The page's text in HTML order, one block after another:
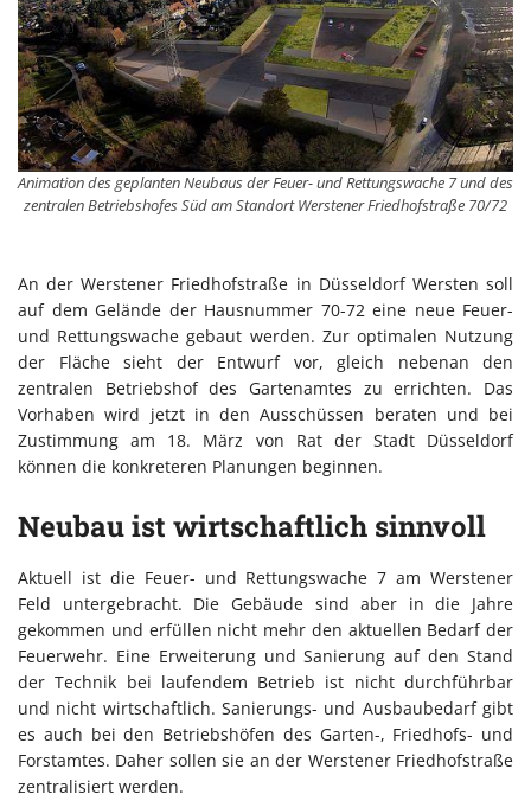
Animation des geplanten Neubaus der Feuer- und Rettungswache 7 und des
zentralen Betriebshofes Süd am Standort Werstener Friedhofstraße 70/72
An der Werstener Friedhofstraße in Düsseldorf Wersten soll
auf dem Gelände der Hausnummer 70-72 eine neue Feuer-
und Rettungswache gebaut werden. Zur optimalen Nutzung
der Fläche sieht der Entwurf vor, gleich nebenan den
zentralen Betriebshof des Gartenamtes zu errichten. Das
Vorhaben wird jetzt in den Ausschüssen beraten und bei
Zustimmung am 18. März von Rat der Stadt Düsseldorf
können die konkreteren Planungen beginnen.
Neubau ist wirtschaftlich sinnvoll
Aktuell ist die Feuer- und Rettungswache 7 am Werstener
Feld untergebracht. Die Gebäude sind aber in die Jahre
gekommen und erfüllen nicht mehr den aktuellen Bedarf der
Feuerwehr. Eine Erweiterung und Sanierung auf den Stand
der Technik bei laufendem Betrieb ist nicht durchführbar
und nicht wirtschaftlich. Sanierungs- und Ausbaubedarf gibt
es auch bei den Betriebshöfen des Garten-, Friedhofs- und
Forstamtes. Daher sollen sie an der Werstener Friedhofstraße
zentralisiert werden.